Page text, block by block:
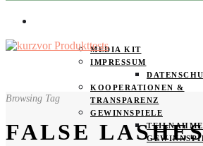
MEDIA KIT
IMPRESSUM
KOOPERATIONEN &
TRANSPARENZ
GEWINNSPIELE
Browsing Tag
FALSE